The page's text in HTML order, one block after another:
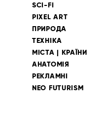
SCI-FI
PIXEL ART
ПРИРОДА
ТЕХНІКА
МІСТА | КРАЇНИ
АНАТОМІЯ
РЕКЛАМНІ
NEO FUTURISM